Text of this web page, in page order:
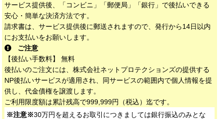
サービス提供後、「コンビニ」「郵便局」「銀行」で後払いできる
安心・簡単な決済方法です。
請求書は、サービス提供後に郵送されますので、発行から14日以内
にお支払いをお願いします。
ご注意
【後払い手数料】 無料
後払いのご注文には、株式会社ネットプロテクションズの提供する
NP後払いサービスが適用され、同サービスの範囲内で個人情報を提
供し、代金債権を譲渡します。
ご利用限度額は累計残高で999,999円（税込）迄です。
※注意※30万円を超えるお取引につきましては銀行振込のみとな